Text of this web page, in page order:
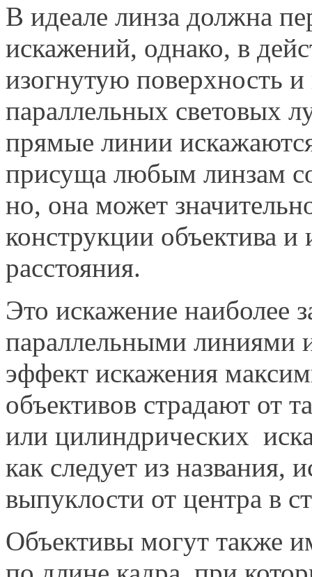
В идеале линза должна
искажений, однако, в
изогнутую поверхность
параллельных световых
прямые линии
присуща любым линзам
но, она может
конструкции объектива и
расстояния.
Это искажение наиболее
параллельными линиями
эффект искажения
объективов страдают от
или цилиндрических
как следует из названия,
выпуклости от центра в
Объективы могут также